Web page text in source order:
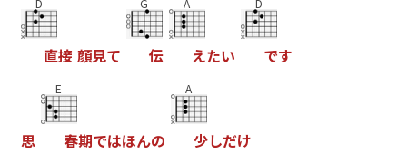
直接 顔見て 伝 えたい です
思
E
春期ではほんの
A
少しだけ